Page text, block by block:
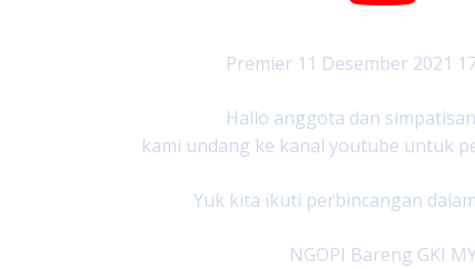
Premier 11 Desember 2021
Hallo anggota dan
kami undang ke kanal youtube untuk
Yuk kita ikuti perbincangan
NGOPI Bareng GKI